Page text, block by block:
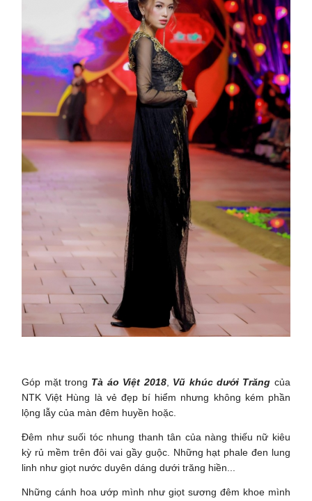
Góp mặt trong Tà áo Việt 2018, Vũ khúc dưới Trăng của
NTK Việt Hùng là vẻ đẹp bí hiểm nhưng không kém phần
lộng lẫy của màn đêm huyền hoặc.
Đêm như suối tóc nhung thanh tân của nàng thiếu nữ kiêu
kỳ rủ mềm trên đôi vai gầy guộc. Những hạt phale đen lung
linh như giọt nước duyên dáng dưới trăng hiền...
Những cánh hoa ướp mình như giọt sương đêm khoe mình